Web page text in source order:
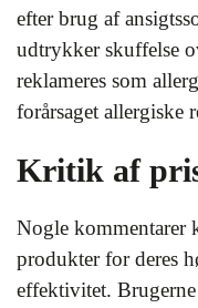
efter brug af
udtrykker skuffelse
reklameres som
forårsaget allergiske
Kritik af
Nogle kommentarer
produkter for deres
effektivitet.